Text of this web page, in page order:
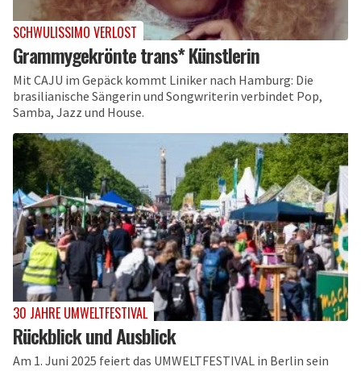
SCHWULISSIMO VERLOST
Grammygekrönte trans* Künstlerin
Mit CAJU im Gepäck kommt Liniker nach Hamburg: Die
brasilianische Sängerin und Songwriterin verbindet Pop,
Samba, Jazz und House.
30 JAHRE UMWELTFESTIVAL
Rückblick und Ausblick
Am 1. Juni 2025 feiert das UMWELTFESTIVAL in Berlin sein